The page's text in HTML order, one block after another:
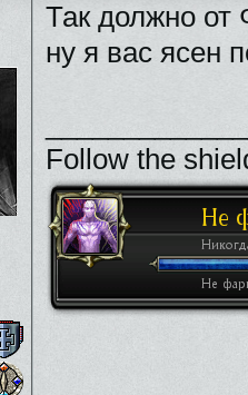
Так должно
ну я вас ясен
Follow the